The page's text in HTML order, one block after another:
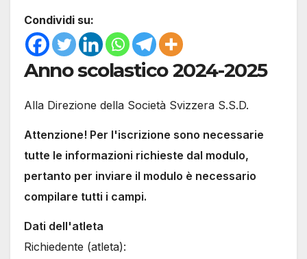
Condividi su:
Anno scolastico 2024-2025
Alla Direzione della Società Svizzera S.S.D.
Attenzione! Per l'iscrizione sono necessarie
tutte le informazioni richieste dal modulo,
pertanto per inviare il modulo è necessario
compilare tutti i campi.
Dati dell'atleta
Richiedente (atleta):